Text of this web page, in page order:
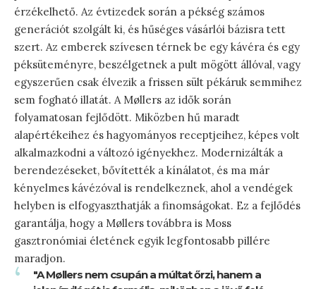
érzékelhető. Az évtizedek során a pékség számos
generációt szolgált ki, és hűséges vásárlói bázisra tett
szert. Az emberek szívesen térnek be egy kávéra és egy
péksüteményre, beszélgetnek a pult mögött állóval, vagy
egyszerűen csak élvezik a frissen sült pékáruk semmihez
sem fogható illatát. A Møllers az idők során
folyamatosan fejlődött. Miközben hű maradt
alapértékeihez és hagyományos receptjeihez, képes volt
alkalmazkodni a változó igényekhez. Modernizálták a
berendezéseket, bővítették a kínálatot, és ma már
kényelmes kávézóval is rendelkeznek, ahol a vendégek
helyben is elfogyaszthatják a finomságokat. Ez a fejlődés
garantálja, hogy a Møllers továbbra is Moss
gasztronómiai életének egyik legfontosabb pillére
maradjon.
"A Møllers nem csupán a múltat őrzi, hanem a